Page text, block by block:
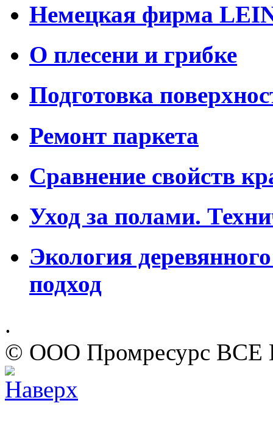
Немецкая фирма
О плесени и грибке
Подготовка
Ремонт паркета
Сравнение свойств
Уход за полами.
Экология
подход
.
© ООО Промресурс